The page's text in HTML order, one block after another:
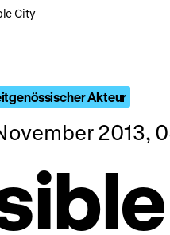
City
Akteur
2013,